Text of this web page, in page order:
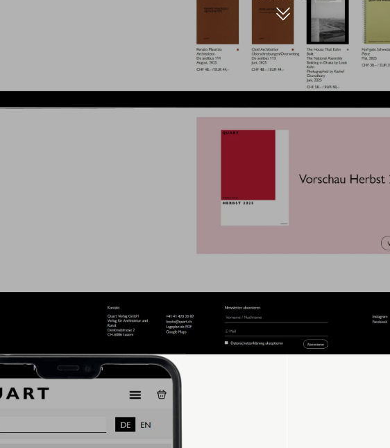
Die
war mit der alten Website nicht zufrieden. Zwar war sie modern
kompliziert. Der Kunde wünschte sich ein leichter zu bedienendes
Customizations und Optimierungen im Backend, sowie im